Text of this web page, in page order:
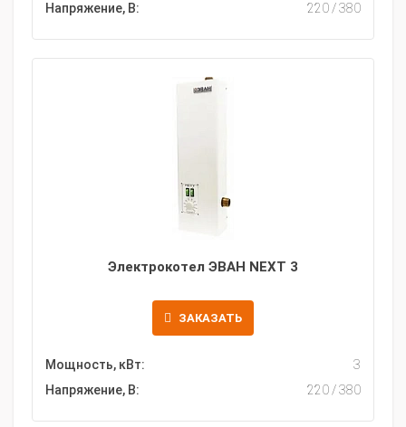
Напряжение, В:
220 / 380
Электрокотел ЭВАН NEXT 3
ЗАКАЗАТЬ
Мощность, кВт:
3
Напряжение, В:
220 / 380